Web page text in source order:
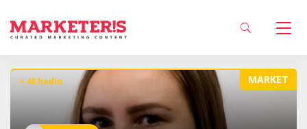
MARKET
> 48 hodín